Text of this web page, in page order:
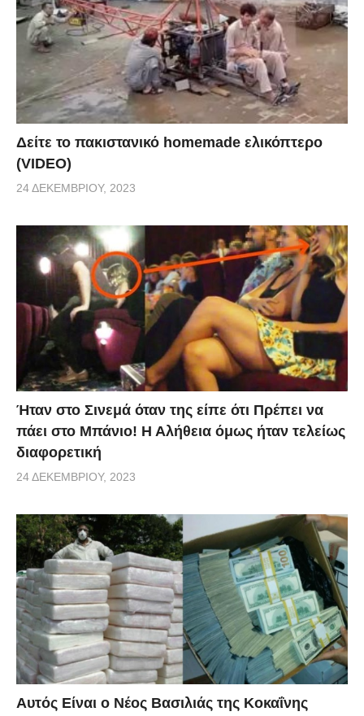
Δείτε το πακιστανικό homemade ελικόπτερο
(VIDEO)
24 ΔΕΚΕΜΒΡΊΟΥ, 2023
Ήταν στο Σινεμά όταν της είπε ότι Πρέπει να
πάει στο Μπάνιο! Η Αλήθεια όμως ήταν τελείως
διαφορετική
24 ΔΕΚΕΜΒΡΊΟΥ, 2023
Αυτός Είναι ο Νέος Βασιλιάς της Κοκαΐνης